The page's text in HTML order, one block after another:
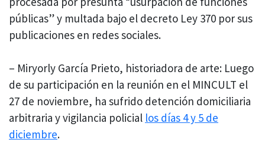
públicas” y multada bajo el decreto Ley 370 por sus
publicaciones en redes sociales.
– Miryorly García Prieto, historiadora de arte: Luego
de su participación en la reunión en el MINCULT el
27 de noviembre, ha sufrido detención domiciliaria
arbitraria y vigilancia policial los días 4 y 5 de
diciembre.